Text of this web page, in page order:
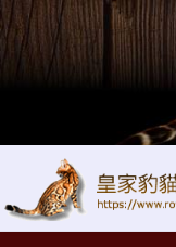
本網站使用 Cookies 為
接 受